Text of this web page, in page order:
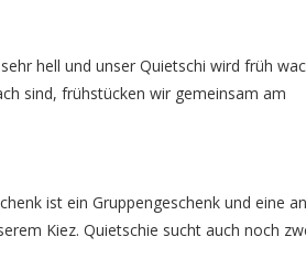
hell und unser Quietschi wird früh
sind, frühstücken wir gemeinsam am
ist ein Gruppengeschenk und eine
Kiez. Quietschie sucht auch noch